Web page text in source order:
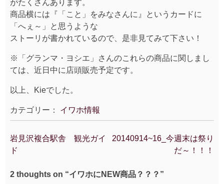
がたくさんあります。
商品横には『「こと」をみなさんに』というカードに
「へぇ～」と思うような
ストーリが書かれているので、是非見てみて下さい！
※「グランマ・ヨシエ」さんのこれらの商品に関しまし
ては、近日中に店頭販売予定です。
以上、Kieでした。
カテゴリー： イワホ情報
投
稿
ビ
岩見沢複合駅舎 観光ガイ
ド
20140914~16_今週末は祭り
だ～！！！
2 thoughts on “イワホにNEW商品？？？ ”